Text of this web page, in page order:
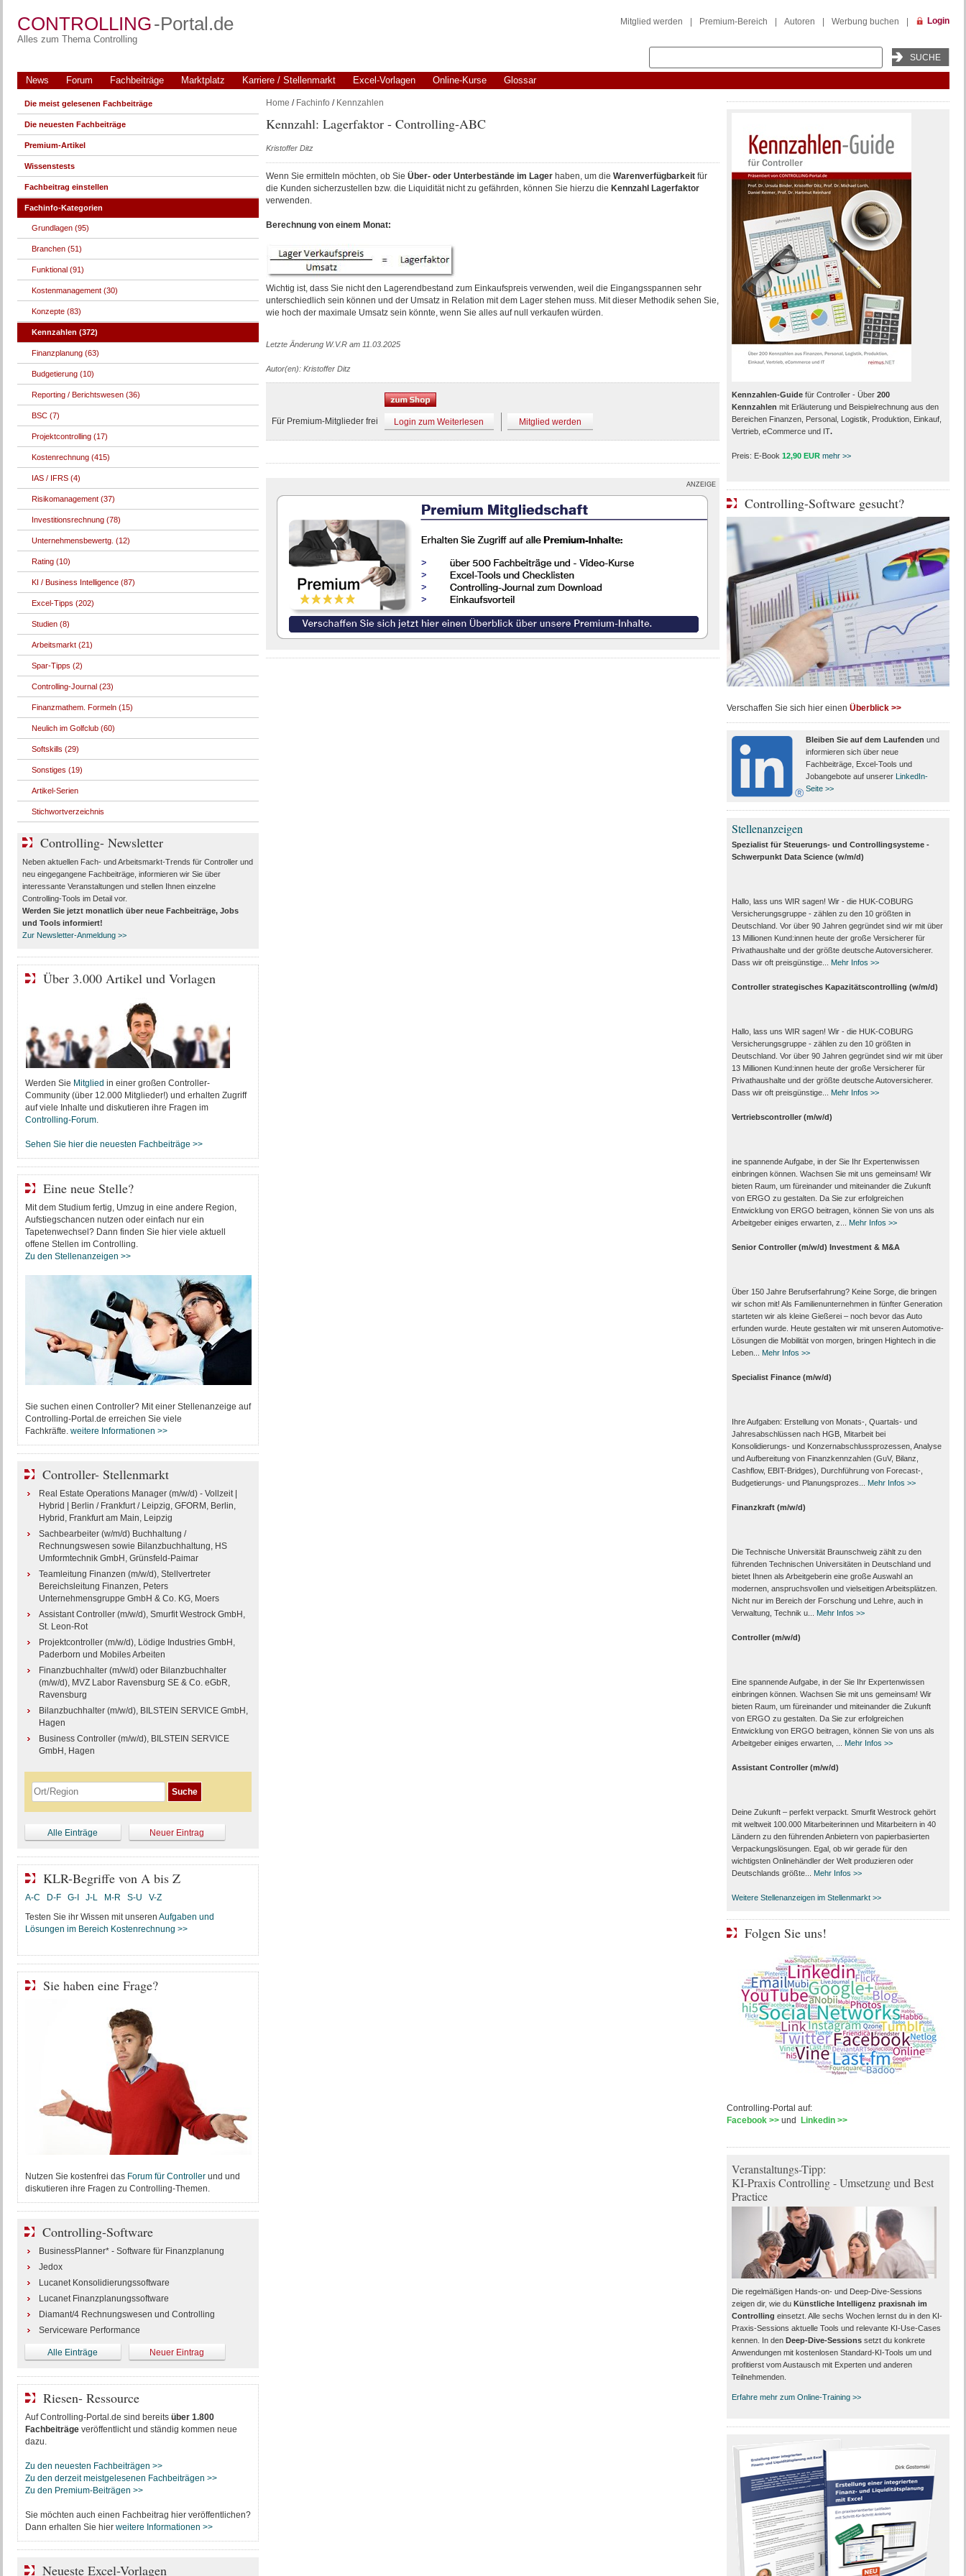
CONTROLLING-Portal.de
Alles zum Thema Controlling
Mitglied werden Premium-Bereich Autoren Werbung buchen Login
News Forum Fachbeiträge Marktplatz Karriere / Stellenmarkt Excel-Vorlagen Online-Kurse Glossar
Home / Fachinfo / Kennzahlen
Kennzahl: Lagerfaktor - Controlling-ABC
Kristoffer Ditz
Wenn Sie ermitteln möchten, ob Sie Über- oder Unterbestände im Lagerhaben, um die Warenverfügbarkeitfür
die Kunden sicherzustellen bzw. die Liquidität nicht zu gefährden, können Sie hierzu die Kennzahl Lagerfaktor
verwenden.
Berechnung von einem Monat:
Wichtig ist, dass Sie nicht den Lagerendbestand zum Einkaufspreis verwenden, weil die Eingangsspannen sehr
unterschiedlich sein können und der Umsatz in Relation mit dem Lager stehen muss. Mit dieser Methodik sehen Sie,
wie hoch der maximale Umsatz sein könnte, wenn Sie alles auf null verkaufen würden.
Letzte Änderung W.V.R am 11.03.2025
Autor(en): Kristoffer Ditz
Für Premium-Mitglieder frei Login zum Weiterlesen Mitglied werden
ANZEIGE
Die meist gelesenen Fachbeiträge
Die neuesten Fachbeiträge
Premium-Artikel
Wissenstests
Fachbeitrag einstellen
Fachinfo-Kategorien
Grundlagen (95)
Branchen (51)
Funktional (91)
Kostenmanagement (30)
Konzepte (83)
Kennzahlen (372)
Finanzplanung (63)
Budgetierung (10)
Reporting / Berichtswesen (36)
BSC (7)
Projektcontrolling (17)
Kostenrechnung (415)
IAS / IFRS (4)
Risikomanagement (37)
Investitionsrechnung (78)
Unternehmensbewertg. (12)
Rating (10)
KI / Business Intelligence (87)
Excel-Tipps (202)
Studien (8)
Arbeitsmarkt (21)
Spar-Tipps (2)
Controlling-Journal (23)
Finanzmathem. Formeln (15)
Neulich im Golfclub (60)
Softskills (29)
Sonstiges (19)
Artikel-Serien
Stichwortverzeichnis
Controlling- Newsletter
Neben aktuellen Fach- und Arbeitsmarkt-Trends für Controller und
neu eingegangene Fachbeiträge, informieren wir Sie über
interessante Veranstaltungen und stellen Ihnen einzelne
Controlling-Tools im Detail vor.
Werden Sie jetzt monatlich über neue Fachbeiträge, Jobs
und Toolsinformiert!
Zur Newsletter-Anmeldung >>
Über 3.000 Artikel und Vorlagen
Werden Sie Mitglied in einer großen Controller-
Community (über 12.000 Mitglieder!) und erhalten Zugriff
auf viele Inhalte und diskutieren ihre Fragen im
Controlling-Forum.
Sehen Sie hier die neuesten Fachbeiträge >>
Eine neue Stelle?
Mit dem Studium fertig, Umzug in eine andere Region,
Aufstiegschancen nutzen oder einfach nur ein
Tapetenwechsel? Dann finden Sie hier viele aktuell
offene Stellen im Controlling.
Zu den Stellenanzeigen >>
Sie suchen einen Controller? Mit einer Stellenanzeige auf
Controlling-Portal.de erreichen Sie viele
Fachkräfte. weitere Informationen >>
Controller- Stellenmarkt
Real Estate Operations Manager (m/w/d) - Vollzeit |
Hybrid | Berlin / Frankfurt / Leipzig, GFORM, Berlin,
Hybrid, Frankfurt am Main, Leipzig
Sachbearbeiter (w/m/d) Buchhaltung /
Rechnungswesen sowie Bilanzbuchhaltung, HS
Umformtechnik GmbH, Grünsfeld-Paimar
Teamleitung Finanzen (m/w/d), Stellvertreter
Bereichsleitung Finanzen, Peters
Unternehmensgruppe GmbH & Co. KG, Moers
Assistant Controller (m/w/d), Smurfit Westrock GmbH,
St. Leon-Rot
Projektcontroller (m/w/d), Lödige Industries GmbH,
Paderborn und Mobiles Arbeiten
Finanzbuchhalter (m/w/d) oder Bilanzbuchhalter
(m/w/d), MVZ Labor Ravensburg SE & Co. eGbR,
Ravensburg
Bilanzbuchhalter (m/w/d), BILSTEIN SERVICE GmbH,
Hagen
Business Controller (m/w/d), BILSTEIN SERVICE
GmbH, Hagen
Alle Einträge Neuer Eintrag
KLR-Begriffe von A bis Z
A-C D-F G-I J-L M-R S-U
V-Z
Testen Sie ihr Wissen mit unseren Aufgaben und
Lösungen im Bereich Kostenrechnung >>
Sie haben eine Frage?
Nutzen Sie kostenfrei das Forum für Controllerund und
diskutieren ihre Fragen zu Controlling-Themen.
Controlling-Software
BusinessPlanner* - Software für Finanzplanung
Jedox
Lucanet Konsolidierungssoftware
Lucanet Finanzplanungssoftware
Diamant/4 Rechnungswesen und Controlling
Serviceware Performance
Alle Einträge Neuer Eintrag
Riesen- Ressource
Auf Controlling-Portal.de sind bereits über 1.800
Fachbeiträgeveröffentlicht und ständig kommen neue
dazu.
Zu den neuesten Fachbeiträgen >>
Zu den derzeit meistgelesenen Fachbeiträgen >>
Zu den Premium-Beiträgen >>
Sie möchten auch einen Fachbeitrag hier veröffentlichen?
Dann erhalten Sie hier weitere Informationen >>
Neueste Excel-Vorlagen
Kennzahlen-Guidefür Controller - Über 200
Kennzahlen mit Erläuterung und Beispielrechnung aus den
Bereichen Finanzen, Personal, Logistik, Produktion, Einkauf,
Vertrieb, eCommerce und IT.
Preis: E-Book 12,90 EUR mehr >>
Controlling-Software gesucht?
Verschaffen Sie sich hier einen Überblick >>
Bleiben Sie auf dem Laufenden und
informieren sich über neue
Fachbeiträge, Excel-Tools und
Jobangebote auf unserer LinkedIn-
Seite >>
Stellenanzeigen
Spezialist für Steuerungs- und Controllingsysteme -
Schwerpunkt Data Science (w/m/d)
Hallo, lass uns WIR sagen! Wir - die HUK-COBURG
Versicherungsgruppe - zählen zu den 10 größten in
Deutschland. Vor über 90 Jahren gegründet sind wir mit über
13 Millionen Kund:innen heute der große Versicherer für
Privathaushalte und der größte deutsche Autoversicherer.
Dass wir oft preisgünstige...
Mehr Infos >>
Controller strategisches Kapazitätscontrolling (w/m/d)
Hallo, lass uns WIR sagen! Wir - die HUK-COBURG
Versicherungsgruppe - zählen zu den 10 größten in
Deutschland. Vor über 90 Jahren gegründet sind wir mit über
13 Millionen Kund:innen heute der große Versicherer für
Privathaushalte und der größte deutsche Autoversicherer.
Dass wir oft preisgünstige...
Mehr Infos >>
Vertriebscontroller (m/w/d)
ine spannende Aufgabe, in der Sie Ihr Expertenwissen
einbringen können. Wachsen Sie mit uns gemeinsam! Wir
bieten Raum, um füreinander und miteinander die Zukunft
von ERGO zu gestalten. Da Sie zur erfolgreichen
Entwicklung von ERGO beitragen, können Sie von uns als
Arbeitgeber einiges erwarten, z...
Mehr Infos >>
Senior Controller (m/w/d) Investment & M&A
Über 150 Jahre Berufserfahrung? Keine Sorge, die bringen
wir schon mit! Als Familienunternehmen in fünfter Generation
starteten wir als kleine Gießerei – noch bevor das Auto
erfunden wurde. Heute gestalten wir mit unseren Automotive-
Lösungen die Mobilität von morgen, bringen Hightech in die
Leben...
Mehr Infos >>
Specialist Finance (m/w/d)
Ihre Aufgaben: Erstellung von Monats‑, Quartals‑ und
Jahresabschlüssen nach HGB, Mitarbeit bei
Konsolidierungs‑ und Konzernabschlussprozessen, Analyse
und Aufbereitung von Finanzkennzahlen (GuV, Bilanz,
Cashflow, EBIT-Bridges), Durchführung von Forecast‑,
Budgetierungs‑ und Planungsprozes...
Mehr Infos >>
Finanzkraft (m/w/d)
Die Technische Universität Braunschweig zählt zu den
führenden Technischen Universitäten in Deutschland und
bietet Ihnen als Arbeit­geberin eine große Auswahl an
modernen, anspruchsvollen und vielseitigen Arbeits­plätzen.
Nicht nur im Bereich der Forschung und Lehre, auch in
Verwaltung, Technik u...
Mehr Infos >>
Controller (m/w/d)
Eine spannende Aufgabe, in der Sie Ihr Expertenwissen
einbringen können. Wachsen Sie mit uns gemeinsam! Wir
bieten Raum, um füreinander und miteinander die Zukunft
von ERGO zu gestalten. Da Sie zur erfolgreichen
Entwicklung von ERGO beitragen, können Sie von uns als
Arbeitgeber einiges erwarten, ...
Mehr Infos >>
Assistant Controller (m/w/d)
Deine Zukunft – perfekt verpackt. Smurfit Westrock gehört
mit weltweit 100.000 Mitarbeiter­innen und Mitarbeitern in 40
Ländern zu den führenden Anbietern von papier­basierten
Verpackungs­lösungen. Egal, ob wir gerade für den
wichtigsten Onlinehändler der Welt produzieren oder
Deutschlands größte...
Mehr Infos >>
Weitere Stellenanzeigen im Stellenmarkt >>
Folgen Sie uns!
Controlling-Portal auf:
Facebook >>und Linkedin >>
Veranstaltungs-Tipp:
KI-Praxis Controlling - Umsetzung und Best
Practice
Die regelmäßigen Hands-on- und Deep-Dive-Sessions
zeigen dir, wie du Künstliche Intelligenz praxisnah im
Controlling einsetzt. Alle sechs Wochen lernst du in den KI-
Praxis-Sessions aktuelle Tools und relevante KI-Use-Cases
kennen. In den Deep-Dive-Sessionssetzt du konkrete
Anwendungen mit kostenlosen Standard-KI-Tools um und
profitierst vom Austausch mit Experten und anderen
Teilnehmenden.
Erfahre mehr zum Online-Training >>